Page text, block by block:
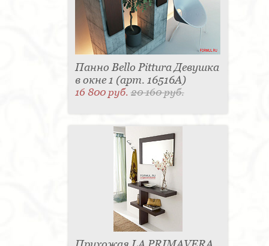
Панно Bello Pittura Девушка
в окне 1 (арт. 16516A)
16 800 руб.20 160 руб.